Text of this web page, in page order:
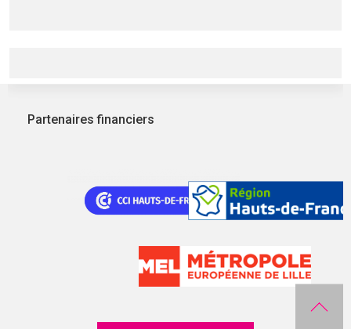
Partenaires financiers